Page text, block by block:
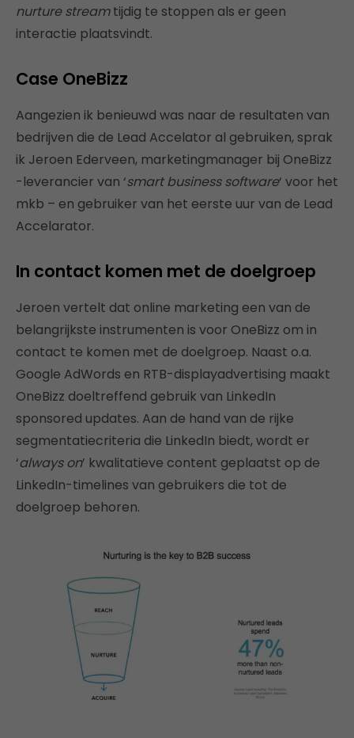
nurture streamtijdig te stoppen als er geen
interactie plaatsvindt.
Case OneBizz
Aangezien ik benieuwd was naar de resultaten van
bedrijven die de Lead Accelator al gebruiken, sprak
ik Jeroen Ederveen, marketingmanager bij OneBizz
-leverancier van ‘smart business software‘ voor het
mkb – en gebruiker van het eerste uur van de Lead
Accelarator.
In contact komen met de doelgroep
Jeroen vertelt dat online marketing een van de
belangrijkste instrumenten is voor OneBizz om in
contact te komen met de doelgroep. Naast o.a.
Google AdWords en RTB-displayadvertising maakt
OneBizz doeltreffend gebruik van LinkedIn
sponsored updates. Aan de hand van de rijke
segmentatiecriteria die LinkedIn biedt, wordt er
‘always on’ kwalitatieve content geplaatst op de
LinkedIn-timelines van gebruikers die tot de
doelgroep behoren.